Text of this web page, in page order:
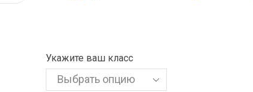
Укажите ваш класс